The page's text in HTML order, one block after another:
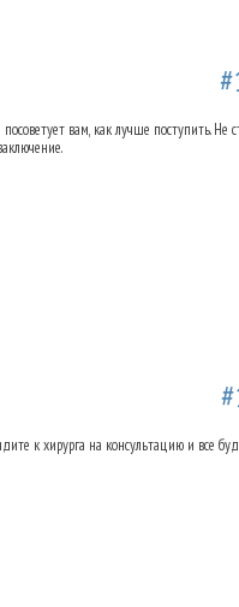
вам, как лучше поступить. Не
к хирурга на консультацию и все